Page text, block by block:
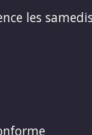
les